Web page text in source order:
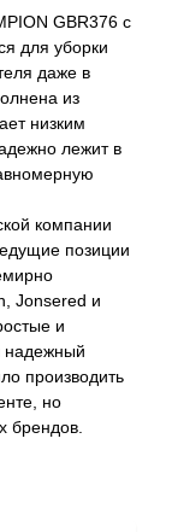
GBR376 с
для уборки
даже в
из
низким
лежит в
компании
позиции
Jonsered и
и
надежный
производить
но
брендов.